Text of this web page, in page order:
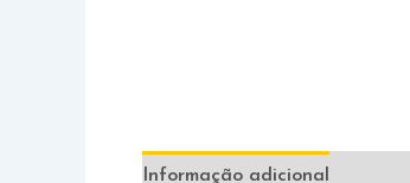
Informação adicional